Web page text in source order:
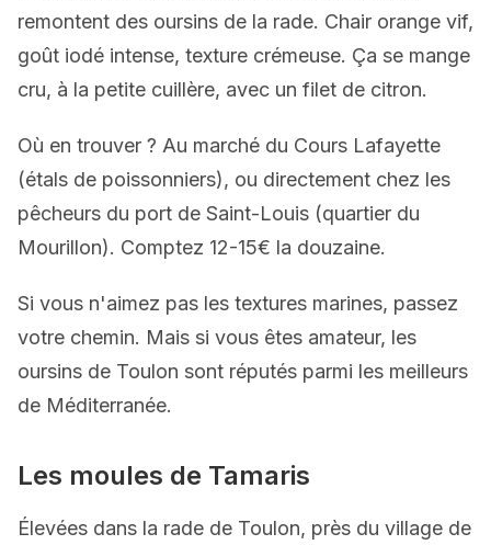
remontent des oursins de la rade. Chair orange vif,
goût iodé intense, texture crémeuse. Ça se mange
cru, à la petite cuillère, avec un filet de citron.
Où en trouver ? Au marché du Cours Lafayette
(étals de poissonniers), ou directement chez les
pêcheurs du port de Saint-Louis (quartier du
Mourillon). Comptez 12-15€ la douzaine.
Si vous n'aimez pas les textures marines, passez
votre chemin. Mais si vous êtes amateur, les
oursins de Toulon sont réputés parmi les meilleurs
de Méditerranée.
Les moules de Tamaris
Élevées dans la rade de Toulon, près du village de